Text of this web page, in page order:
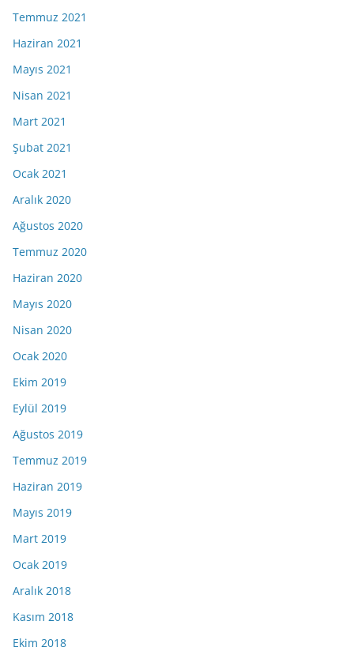
Temmuz 2021
Haziran 2021
Mayıs 2021
Nisan 2021
Mart 2021
Şubat 2021
Ocak 2021
Aralık 2020
Ağustos 2020
Temmuz 2020
Haziran 2020
Mayıs 2020
Nisan 2020
Ocak 2020
Ekim 2019
Eylül 2019
Ağustos 2019
Temmuz 2019
Haziran 2019
Mayıs 2019
Mart 2019
Ocak 2019
Aralık 2018
Kasım 2018
Ekim 2018